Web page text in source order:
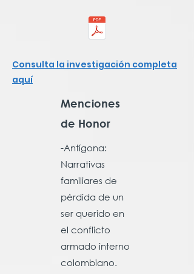
Consulta la investigación completa
aquí
Menciones
de Honor
-Antígona:
Narrativas
familiares de
pérdida de un
ser querido en
el conflicto
armado interno
colombiano.